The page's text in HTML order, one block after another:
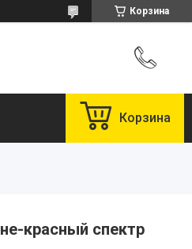
Корзина
Корзина
красный спектр